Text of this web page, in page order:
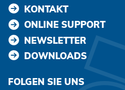
KONTAKT
ONLINE SUPPORT
NEWSLETTER
DOWNLOADS
FOLGEN SIE UNS